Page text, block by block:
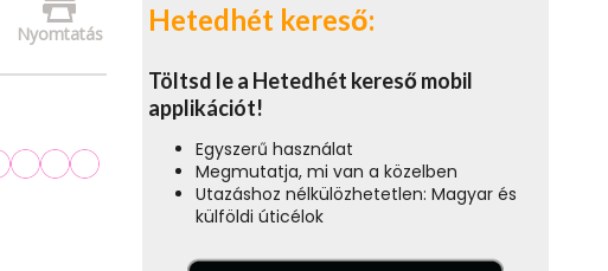
Nyomtatás Hetedhét kereső:
Töltsd le a Hetedhét kereső mobil
applikációt!
Egyszerű használat
Megmutatja, mi van a közelben
Utazáshoz nélkülözhetetlen: Magyar és
külföldi úticélok